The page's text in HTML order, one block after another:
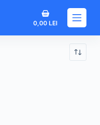
Coș
de
cumpărături
0,00LEI